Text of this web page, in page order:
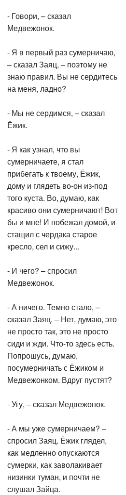
- Говори, – сказал
Медвежонок.
- Я в первый раз сумерничаю,
– сказал Заяц, – поэтому не
знаю правил. Вы не сердитесь
на меня, ладно?
- Мы не сердимся, – сказал
Ёжик.
- Я как узнал, что вы
сумерничаете, я стал
прибегать к твоему, Ёжик,
дому и глядеть во-он из-под
того куста. Во, думаю, как
красиво они сумерничают! Вот
бы и мне! И побежал домой, и
стащил с чердака старое
кресло, сел и сижу...
- И чего? – спросил
Медвежонок.
- А ничего. Темно стало, –
сказал Заяц. – Нет, думаю, это
не просто так, это не просто
сиди и жди. Что-то здесь есть.
Попрошусь, думаю,
посумерничать с Ёжиком и
Медвежонком. Вдруг пустят?
- Угу, – сказал Медвежонок.
- А мы уже сумерничаем? –
спросил Заяц. Ёжик глядел,
как медленно опускаются
сумерки, как заволакивает
низинки туман, и почти не
слушал Зайца.